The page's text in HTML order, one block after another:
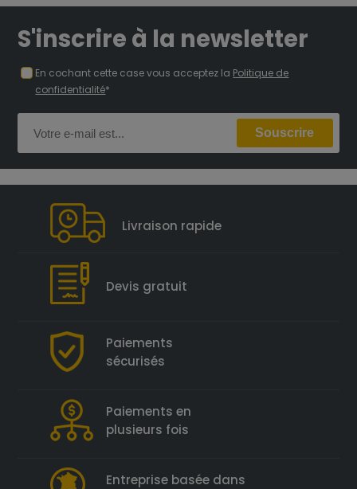
S'inscrire à la newsletter
En cochant cette case vous acceptez la Politique de
confidentialité*
Livraison rapide
Devis gratuit
Paiements
sécurisés
Paiements en
plusieurs fois
Entreprise basée dans